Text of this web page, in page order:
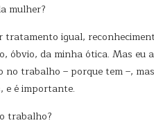
mulher?
igual,
óbvio, da minha ótica. Mas
trabalho – porque tem –,
e é importante.
trabalho?